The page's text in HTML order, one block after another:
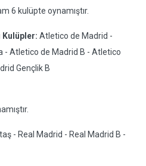
6 kulüpte oynamıştır.
Kulüpler: Atletico de Madrid -
- Atletico de Madrid B - Atletico
Gençlik B
- Real Madrid - Real Madrid B -